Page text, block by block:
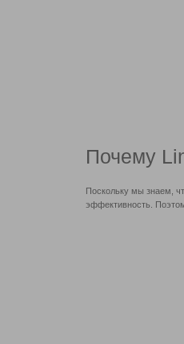
Почему
Поскольку мы знаем,
эффективность.